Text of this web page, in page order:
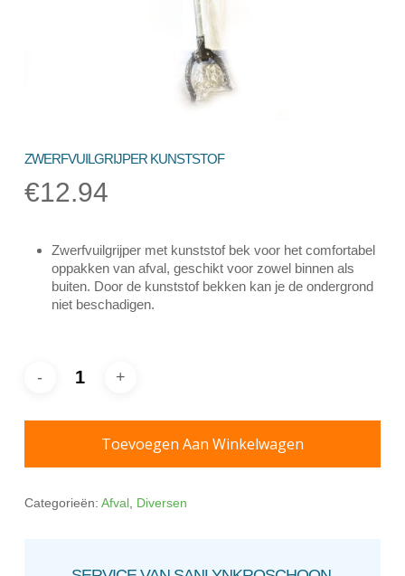
ZWERFVUILGRIJPER KUNSTSTOF
€12.94
Zwerfvuilgrijper met kunststof bek voor het comfortabel
oppakken van afval, geschikt voor zowel binnen als
buiten. Door de kunststof bekken kan je de ondergrond
niet beschadigen.
Toevoegen Aan Winkelwagen
Categorieën: Afval, Diversen